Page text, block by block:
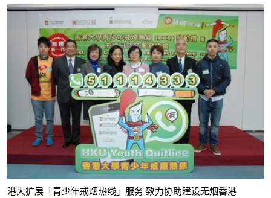
港大扩展「青少年戒烟热线」服务 致力协助建设无烟香港